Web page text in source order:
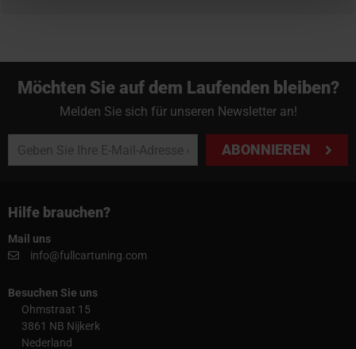
Möchten Sie auf dem Laufenden bleiben?
Melden Sie sich für unseren Newsletter an!
ABONNIEREN
Hilfe brauchen?
Mail uns
info@fullcartuning.com
Besuchen Sie uns
Ohmstraat 15
3861 NB Nijkerk
Nederland